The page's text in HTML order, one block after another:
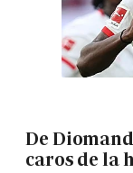
De
caros de la